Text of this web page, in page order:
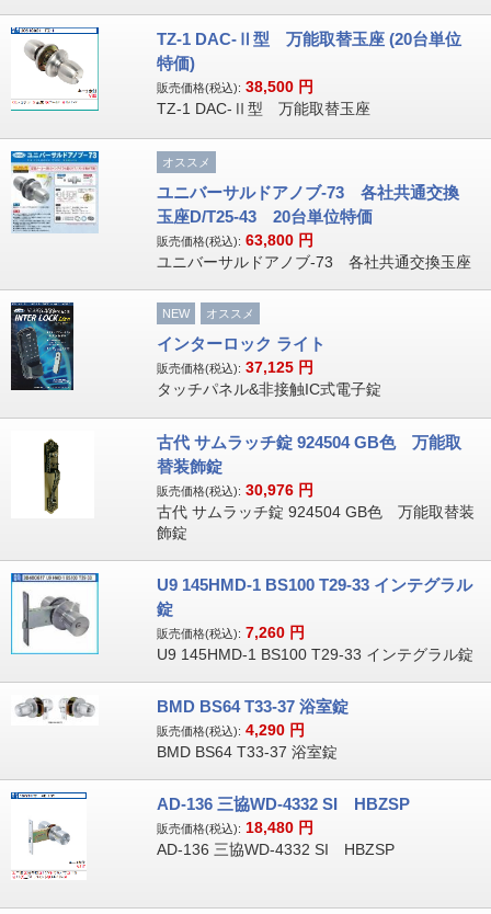
TZ-1 DAC-Ⅱ型 万能取替玉座 (20台単位
特価)
販売価格(税込): 38,500 円
TZ-1 DAC-Ⅱ型 万能取替玉座
オススメ
ユニバーサルドアノブ-73 各社共通交換
玉座D/T25-43 20台単位特価
販売価格(税込): 63,800 円
ユニバーサルドアノブ-73 各社共通交換玉座
NEW オススメ
インターロック ライト
販売価格(税込): 37,125 円
タッチパネル&非接触IC式電子錠
古代 サムラッチ錠 924504 GB色 万能取
替装飾錠
販売価格(税込): 30,976 円
古代 サムラッチ錠 924504 GB色 万能取替装
飾錠
U9 145HMD-1 BS100 T29-33 インテグラル
錠
販売価格(税込): 7,260 円
U9 145HMD-1 BS100 T29-33 インテグラル錠
BMD BS64 T33-37 浴室錠
販売価格(税込): 4,290 円
BMD BS64 T33-37 浴室錠
AD-136 三協WD-4332 SI HBZSP
販売価格(税込): 18,480 円
AD-136 三協WD-4332 SI HBZSP